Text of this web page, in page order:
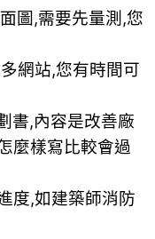
圖,需要先量測,您
網站,您有時間可
書,內容是改善廠
麼樣寫比較會過
度,如建築師消防